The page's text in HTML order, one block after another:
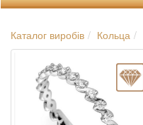
Каталог виробів Кольца